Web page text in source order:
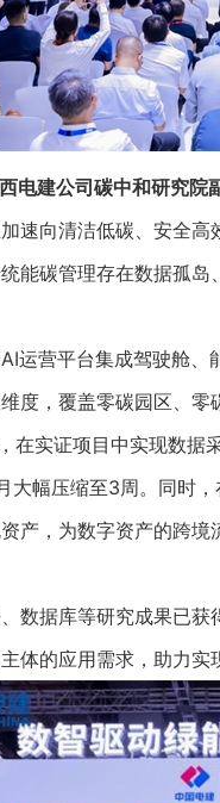
电建公司碳中和研究院
向清洁低碳、安全高
能碳管理存在数据孤
营平台集成驾驶舱、
度，覆盖零碳园区、
在实证项目中实现数
大幅压缩至3周。同时
产，为数字资产的跨
据库等研究成果已获
体的应用需求，助力